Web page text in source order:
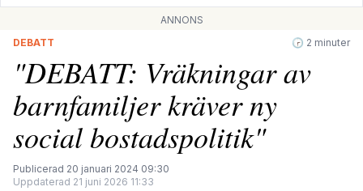
ANNONS
DEBATT
🕝 2 minuter
"DEBATT: Vräkningar av
barnfamiljer kräver ny
social bostadspolitik"
Publicerad 20 januari 2024 09:30
Uppdaterad 21 juni 2026 11:33